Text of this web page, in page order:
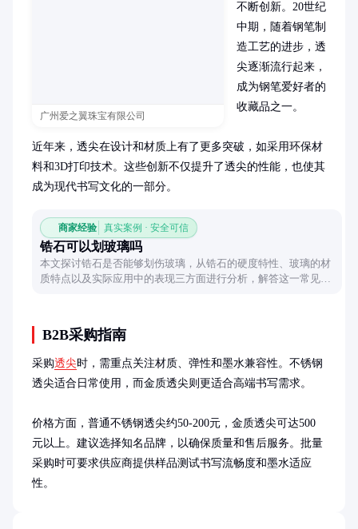
广州爱之翼珠宝有限公司
不断创新。20世纪
中期，随着钢笔制
造工艺的进步，透
尖逐渐流行起来，
成为钢笔爱好者的
收藏品之一。
近年来，透尖在设计和材质上有了更多突破，如采用环保材
料和3D打印技术。这些创新不仅提升了透尖的性能，也使其
成为现代书写文化的一部分。
商家经验 真实案例 · 安全可信
锆石可以划玻璃吗
本文探讨锆石是否能够划伤玻璃，从锆石的硬度特性、玻璃的材
质特点以及实际应用中的表现三方面进行分析，解答这一常见疑
B2B采购指南
采购透尖时，需重点关注材质、弹性和墨水兼容性。不锈钢
透尖适合日常使用，而金质透尖则更适合高端书写需求。
价格方面，普通不锈钢透尖约50-200元，金质透尖可达500
元以上。建议选择知名品牌，以确保质量和售后服务。批量
采购时可要求供应商提供样品测试书写流畅度和墨水适应
性。